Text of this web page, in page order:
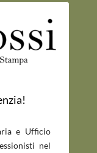
e Ufficio
nel